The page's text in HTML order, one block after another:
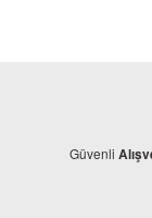
Güvenli